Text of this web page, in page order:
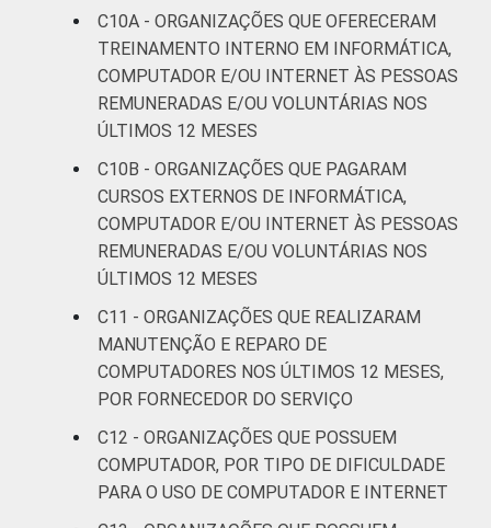
C10A - ORGANIZAÇÕES QUE OFERECERAM
TREINAMENTO INTERNO EM INFORMÁTICA,
COMPUTADOR E/OU INTERNET ÀS PESSOAS
REMUNERADAS E/OU VOLUNTÁRIAS NOS
ÚLTIMOS 12 MESES
C10B - ORGANIZAÇÕES QUE PAGARAM
CURSOS EXTERNOS DE INFORMÁTICA,
COMPUTADOR E/OU INTERNET ÀS PESSOAS
REMUNERADAS E/OU VOLUNTÁRIAS NOS
ÚLTIMOS 12 MESES
C11 - ORGANIZAÇÕES QUE REALIZARAM
MANUTENÇÃO E REPARO DE
COMPUTADORES NOS ÚLTIMOS 12 MESES,
POR FORNECEDOR DO SERVIÇO
C12 - ORGANIZAÇÕES QUE POSSUEM
COMPUTADOR, POR TIPO DE DIFICULDADE
PARA O USO DE COMPUTADOR E INTERNET